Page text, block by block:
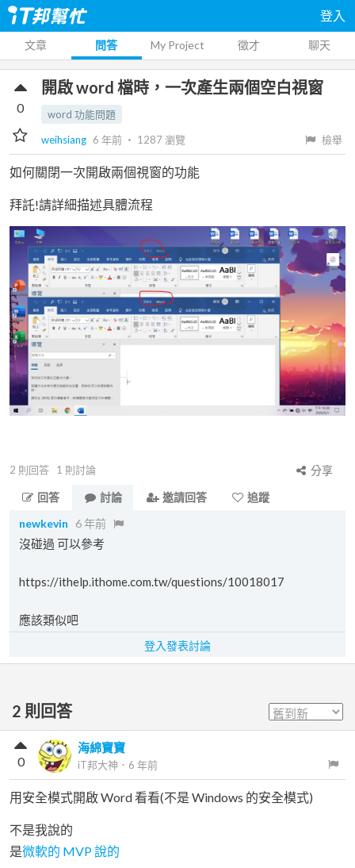
登入
文章 問答 My Project 徵才 聊天
開啟 word 檔時，一次產生兩個空白視窗
word 功能問題
weihsiang 6 年前 ‧ 1287瀏覽 檢舉
0
如何關閉一次開啟兩個視窗的功能
拜託!請詳細描述具體流程
2 則回答 1 則討論
分享
回答
討論 邀請回答
追蹤
newkevin
6 年前
沒碰過 可以參考
https://ithelp.ithome.com.tw/questions/10018017
應該類似吧
登入發表討論
2 則回答
海綿寶寶
iT邦大神 ． 6 年前
0
用安全模式開啟 Word 看看(不是 Windows 的安全模式)
不是我說的
是微軟的 MVP 說的